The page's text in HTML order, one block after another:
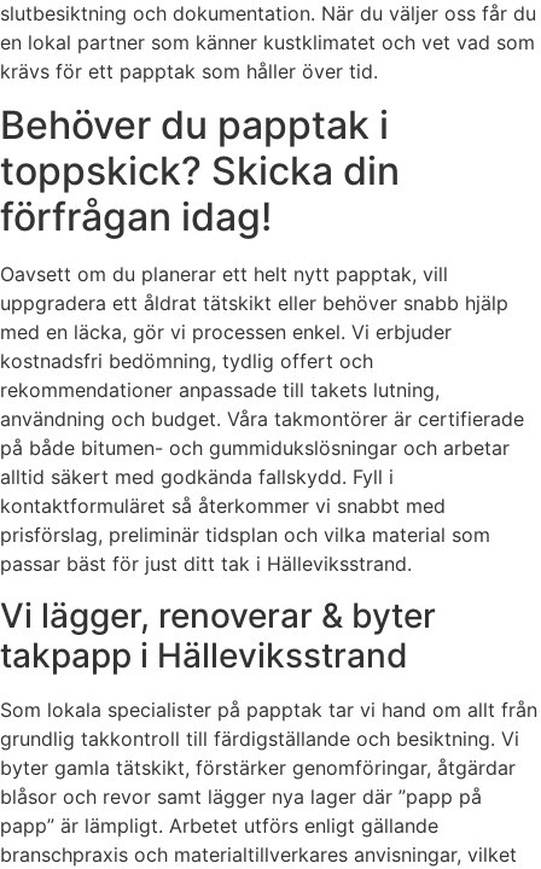
slutbesiktning och dokumentation. När du väljer oss får du
en lokal partner som känner kustklimatet och vet vad som
krävs för ett papptak som håller över tid.
Behöver du papptak i
toppskick? Skicka din
förfrågan idag!
Oavsett om du planerar ett helt nytt papptak, vill
uppgradera ett åldrat tätskikt eller behöver snabb hjälp
med en läcka, gör vi processen enkel. Vi erbjuder
kostnadsfri bedömning, tydlig offert och
rekommendationer anpassade till takets lutning,
användning och budget. Våra takmontörer är certifierade
på både bitumen- och gummidukslösningar och arbetar
alltid säkert med godkända fallskydd. Fyll i
kontaktformuläret så återkommer vi snabbt med
prisförslag, preliminär tidsplan och vilka material som
passar bäst för just ditt tak i Hälleviksstrand.
Vi lägger, renoverar & byter
takpapp i Hälleviksstrand
Som lokala specialister på papptak tar vi hand om allt från
grundlig takkontroll till färdigställande och besiktning. Vi
byter gamla tätskikt, förstärker genomföringar, åtgärdar
blåsor och revor samt lägger nya lager där ”papp på
papp” är lämpligt. Arbetet utförs enligt gällande
branschpraxis och materialtillverkares anvisningar, vilket